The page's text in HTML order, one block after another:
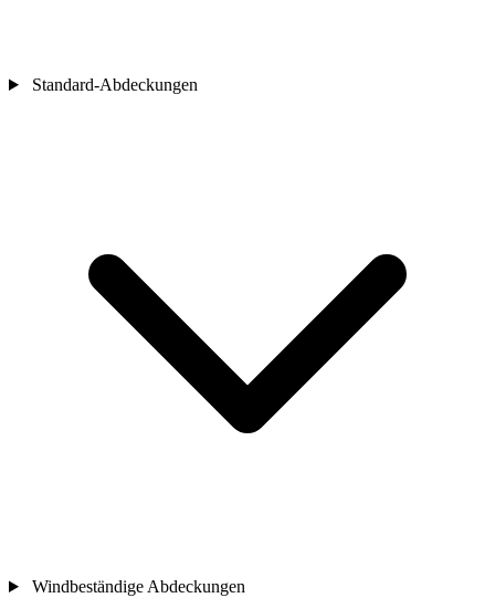
Standard-Abdeckungen
Windbeständige Abdeckungen